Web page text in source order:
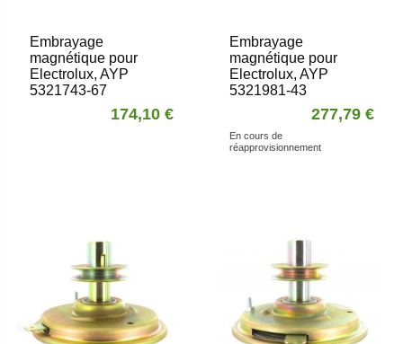
Embrayage
magnétique pour
Electrolux, AYP
5321743-67
174,10 €
Embrayage
magnétique pour
Electrolux, AYP
5321981-43
277,79 €
En cours de
réapprovisionnement